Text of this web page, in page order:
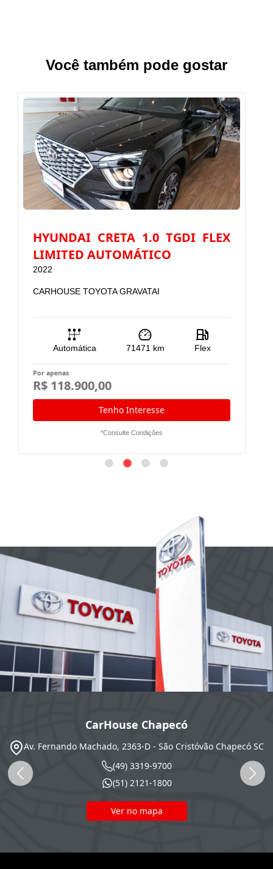
Você também pode gostar
HYUNDAI CRETA 1.0 TGDI FLEX
LIMITED AUTOMÁTICO
2022
CARHOUSE TOYOTA GRAVATAI
Automática 71471 km Flex
Por apenas
R$ 118.900,00
Tenho Interesse
*Consulte Condições
CarHouse Chapecó
Av. Fernando Machado, 2363-D - São Cristóvão Chapecó SC
(49) 3319-9700
(51) 2121-1800
Ver no mapa